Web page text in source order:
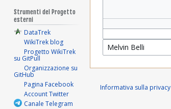
Strumenti del Progetto
esterni
DataTrek
WikiTrek blog
Progetto WikiTrek
su GitPull
Organizzazione su
GitHub
Pagina Facebook
Account Twitter
Canale Telegram
Informativa sulla privacy